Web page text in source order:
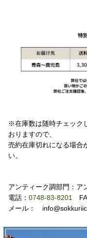
※在庫数は随時チェック
おりますので、
売約在庫切れになる場合
い。
アンティーク調部門：ア
電話： 0748-83-8201
メール：